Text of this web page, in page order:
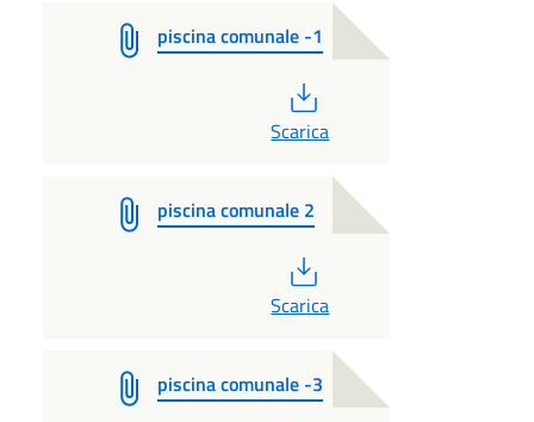
piscina comunale -1
Scarica
piscina comunale 2
Scarica
piscina comunale -3